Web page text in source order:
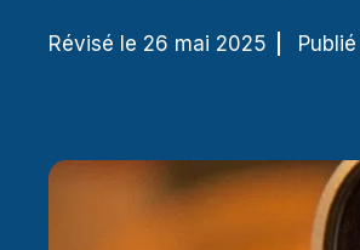
Révisé le 26 mai 2025